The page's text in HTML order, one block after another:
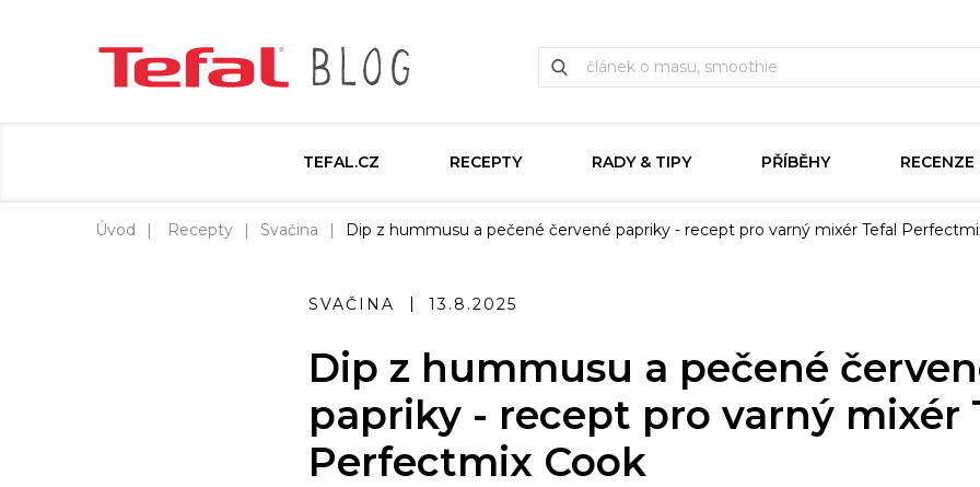
TEFAL.CZ RECEPTY RADY & TIPY PŘÍBĚHY RECENZE
Úvod Recepty Svačina Dip z hummusu a pečené červené papriky - recept pro varný mixér Tefal
SVAČINA 13.8.2025
Dip z hummusu a pečené
papriky - recept pro varný mixér
Perfectmix Cook